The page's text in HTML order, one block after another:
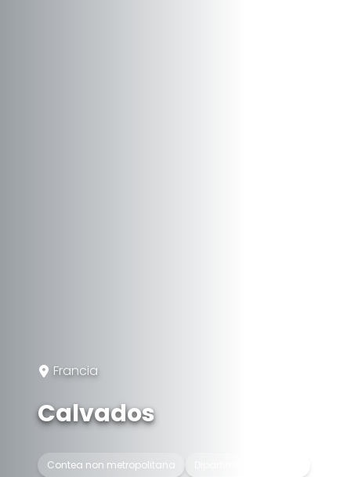
Francia
Calvados
Contea non metropolitana